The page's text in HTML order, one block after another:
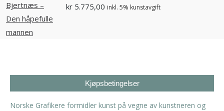
kr 5.775,00 inkl. 5% kunstavgift
Kjøpsbetingelser
Norske Grafikere formidler kunst på vegne av kunstneren og